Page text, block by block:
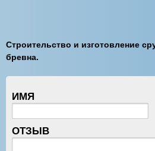
Строительство и изготовление
бревна.
ИМЯ
ОТЗЫВ